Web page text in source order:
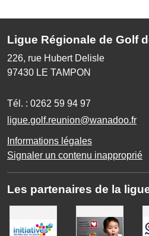
Ligue Régionale de Golf
226, rue Hubert Delisle
97430 LE TAMPON
Tél. : 0262 59 94 97
ligue.golf.reunion@wanadoo.fr
Informations légales
Signaler un contenu inapproprié
Les partenaires de la